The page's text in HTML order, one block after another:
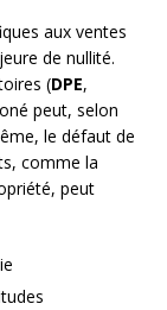
aux ventes
de nullité.
(DPE,
peut, selon
le défaut de
comme la
peut